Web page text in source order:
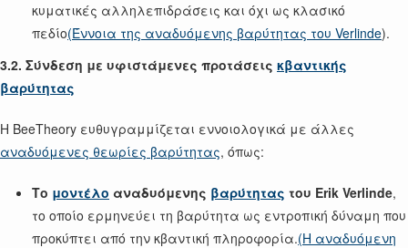
κυματικές αλληλεπιδράσεις και όχι ως κλασικό
πεδίο(Έννοια της αναδυόμενης βαρύτητας του Verlinde).
3.2. Σύνδεση με υφιστάμενες προτάσεις κβαντικής
βαρύτητας
Η BeeTheory ευθυγραμμίζεται εννοιολογικά με άλλες
αναδυόμενες θεωρίες βαρύτητας, όπως:
Το μοντέλο αναδυόμενης βαρύτητας του Erik Verlinde,
το οποίο ερμηνεύει τη βαρύτητα ως εντροπική δύναμη που
προκύπτει από την κβαντική πληροφορία.(Η αναδυόμενη